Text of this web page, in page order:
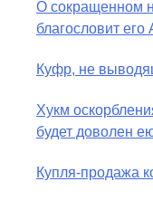
О сокращенном
благословит его
Куфр, не
Хукм
будет доволен
Купля-продажа